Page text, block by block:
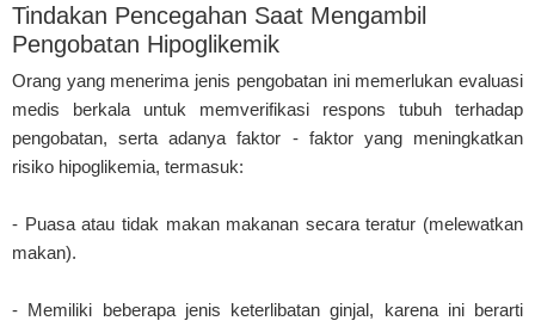
Tindakan Pencegahan Saat Mengambil
Pengobatan Hipoglikemik
Orang yang menerima jenis pengobatan ini memerlukan evaluasi
medis berkala untuk memverifikasi respons tubuh terhadap
pengobatan, serta adanya faktor - faktor yang meningkatkan
risiko hipoglikemia, termasuk:
- Puasa atau tidak makan makanan secara teratur (melewatkan
makan).
- Memiliki beberapa jenis keterlibatan ginjal, karena ini berarti